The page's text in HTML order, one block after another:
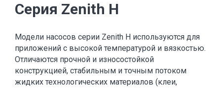
Серия Zenith H
Модели насосов серии Zenith H используются для
приложений с высокой температурой и вязкостью.
Отличаются прочной и износостойкой
конструкцией, стабильным и точным потоком
жидких технологических материалов (клеи,